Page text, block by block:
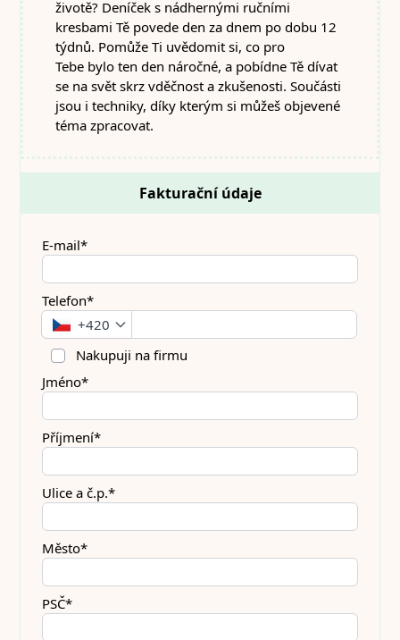
životě? Deníček s nádhernými ručními
kresbami Tě povede den za dnem po dobu 12
týdnů. Pomůže Ti uvědomit si, co pro
Tebe bylo ten den náročné, a pobídne Tě dívat
se na svět skrz vděčnost a zkušenosti. Součásti
jsou i techniky, díky kterým si můžeš objevené
téma zpracovat.
Fakturační údaje
E-mail*
Telefon*
+420
Nakupuji na firmu
Jméno*
Příjmení*
Ulice a č.p.*
Město*
PSČ*